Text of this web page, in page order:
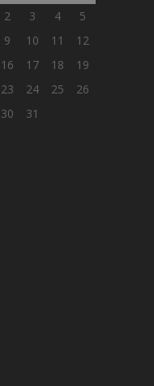
2 3 4
5
9 10 11
12
16 17 18
19
23 24 25 26
30 31